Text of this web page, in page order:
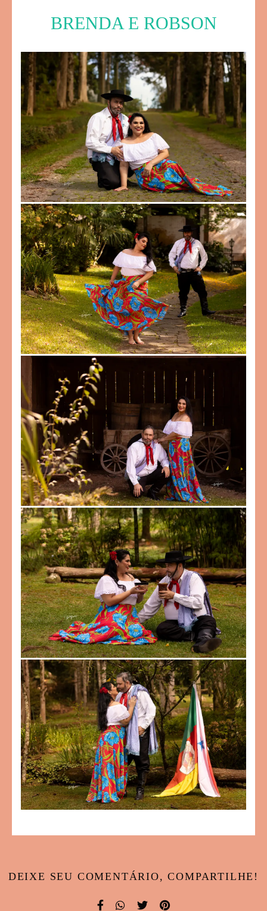
BRENDA E ROBSON
DEIXE SEU COMENTÁRIO, COMPARTILHE!